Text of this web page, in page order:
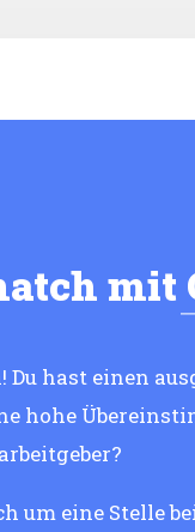
mit
Du hast einen
hohe
um eine Stelle